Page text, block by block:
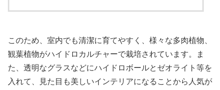
このため、室内でも清潔に育てやすく、様々な多肉植物、
観葉植物がハイドロカルチャーで栽培されています。ま
た、透明なグラスなどにハイドロボールとゼオライト等を
入れて、見た目も美しいインテリアになることから人気が